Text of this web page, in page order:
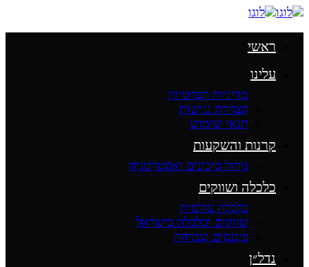
ראשי
עלינו
מדיניות הפרטיות
הצהרת נגישות
תנאי שימוש
קרנות והשקעות
ניהול סיכונים ואסטרטגיה
כלכלה ושווקים
כלכלה עולמית
שווקים וכלכלה בישראל
פיננסים וצמיחה
נדל״ן